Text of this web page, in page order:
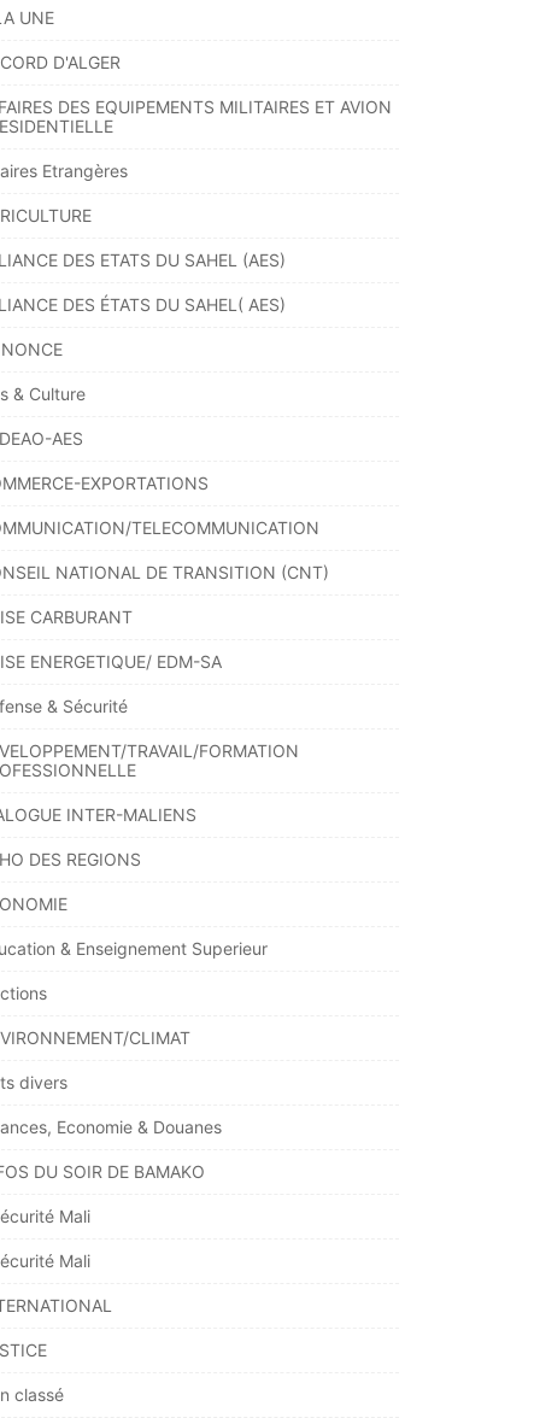
UNE
D'ALGER
DES EQUIPEMENTS MILITAIRES ET AVION
Etrangères
DES ETATS DU SAHEL (AES)
DES ÉTATS DU SAHEL( AES)
& Culture
AES
EXPORTATIONS
TELECOMMUNICATION
NATIONAL DE TRANSITION (CNT)
CARBURANT
ENERGETIQUE/ EDM-SA
& Sécurité
TRAVAIL/FORMATION
INTER-MALIENS
DES REGIONS
& Enseignement Superieur
CLIMAT
divers
Economie & Douanes
DU SOIR DE BAMAKO
Mali
Mali
classé